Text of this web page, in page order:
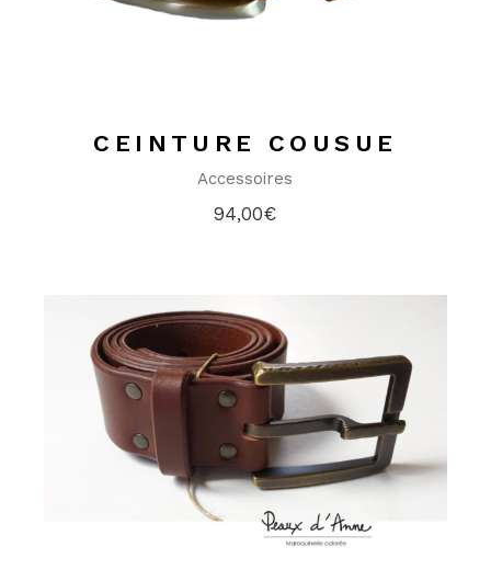
CEINTURE COUSUE
Accessoires
94,00€